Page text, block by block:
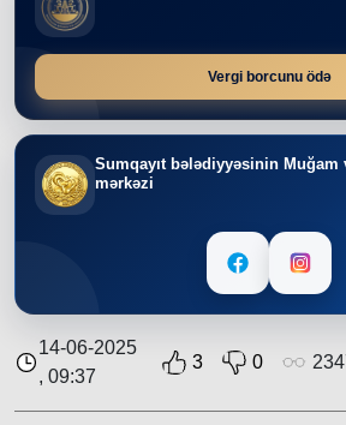
Vergi borcunu ödə
Sumqayıt bələdiyyəsinin Muğam
mərkəzi
14-06-2025
, 09:37
3 0